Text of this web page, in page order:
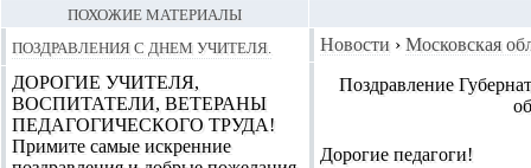
Новости › Московская
Поздравление
Дорогие педагоги!
ПОХОЖИЕ МАТЕРИАЛЫ
Поздравления с Днем Учителя.
ДОРОГИЕ УЧИТЕЛЯ,
ВОСПИТАТЕЛИ, ВЕТЕРАНЫ
ПЕДАГОГИЧЕСКОГО ТРУДА!
Примите самые искренние